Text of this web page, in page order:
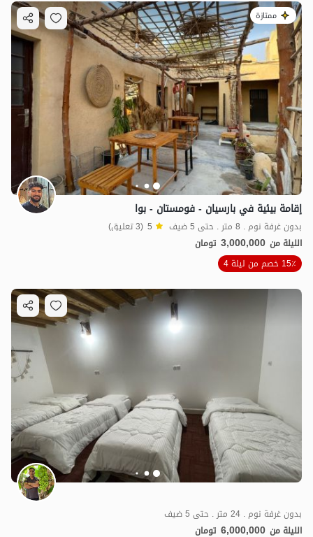
ممتازة
إقامة بيئية في بارسيان - فومستان - بوا
بدون غرفة نوم . 8 متر . حتى 5 ضيف 5 (3 تعليق)
الليلة من 3,000,000 تومان
15٪ خصم من ليلة 4
بدون غرفة نوم . 24 متر . حتى 5 ضيف
الليلة من 6,000,000 تومان